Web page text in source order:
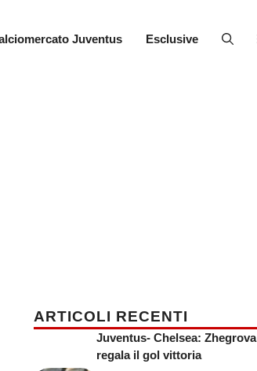
Juventus Esclusive
ARTICOLI RECENTI
Juventus- Chelsea: Zhegrova
regala il gol vittoria